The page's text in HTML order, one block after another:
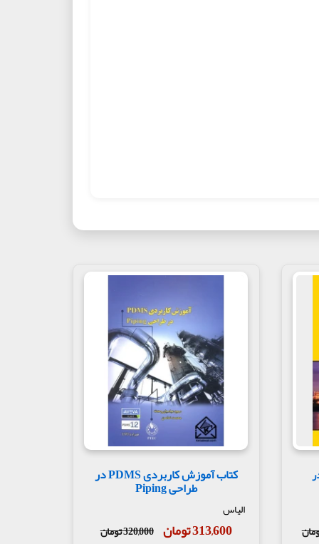
کتاب آموزش کاربردی PDMS در
طراحی Piping
الیاس
313,600 تومان 320,000 تومان